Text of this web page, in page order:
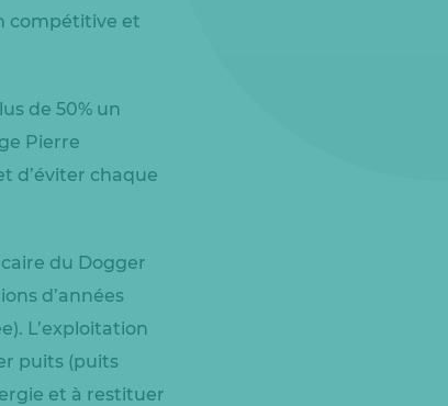
compétitive et
de 50% un
Pierre
d’éviter chaque
du Dogger
d’années
L’exploitation
puits (puits
et à restituer